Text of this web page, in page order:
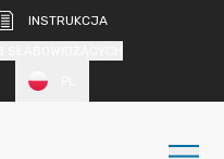
INSTRUKCJA